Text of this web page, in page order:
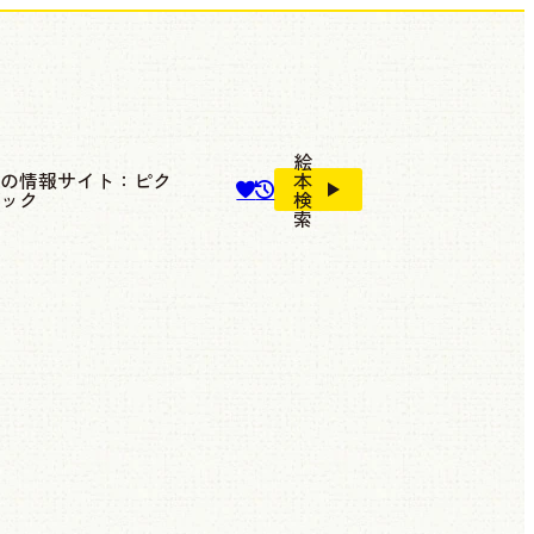
情報サイト：ピク
ク
絵
本
検
索